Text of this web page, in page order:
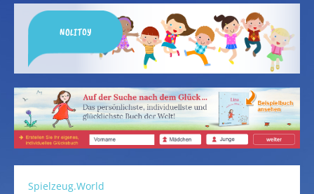
NOLITOY
Spielzeug.World